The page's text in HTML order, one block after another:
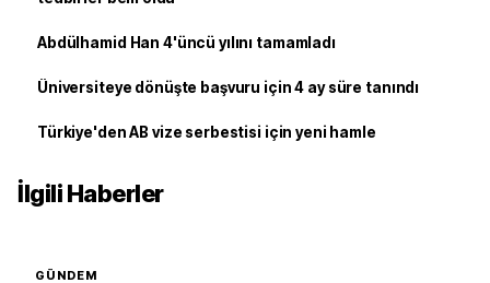
Abdülhamid Han 4'üncü yılını tamamladı
Üniversiteye dönüşte başvuru için 4 ay süre tanındı
Türkiye'den AB vize serbestisi için yeni hamle
İlgili Haberler
GÜNDEM